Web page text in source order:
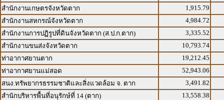
สำนักงานเกษตรจังหวัดตาก
1,915.79
สำนักงานสหกรณ์จังหวัดตาก
4,984.72
สำนักงานการปฏิรูปที่ดินจังหวัดตาก (ส.ป.ก.ตาก)
3,335.52
สำนักงานขนส่งจังหวัดตาก
10,793.74
ท่าอากาศยานตาก
19,212.45
ท่าอากาศยานแม่สอด
52,943.06
สนง.ทรัพยากรธรรมชาติและสิ่งแวดล้อม จ. ตาก
3,491.82
สำนักบริหารพื้นที่อนุรักษ์ที่ 14 (ตาก)
13,558.38